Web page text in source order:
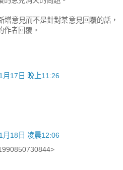
增意見而不是針對某意見回覆的話，
作者回覆。
月17日 晚上11:26
月18日 凌晨12:06